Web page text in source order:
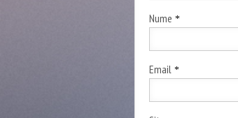
Nume *
Email *